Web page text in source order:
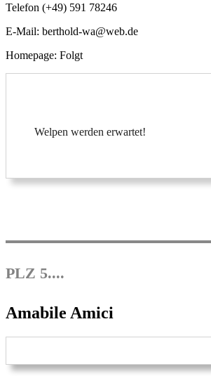
Telefon (+49) 591 78246
E-Mail: berthold-wa@web.de
Homepage: Folgt
Welpen werden erwartet!
PLZ 5....
Amabile Amici